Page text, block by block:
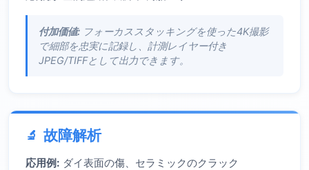
付加価値: フォーカススタッキングを使った4K撮影
で細部を忠実に記録し、計測レイヤー付き
JPEG/TIFFとして出力できます。
故障解析
応用例: ダイ表面の傷、セラミックのクラック